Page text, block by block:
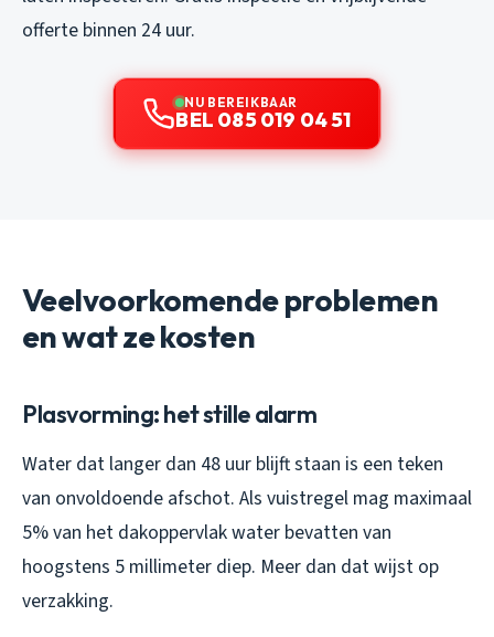
offerte binnen 24 uur.
NU BEREIKBAAR
BEL 085 019 04 51
Veelvoorkomende problemen
en wat ze kosten
Plasvorming: het stille alarm
Water dat langer dan 48 uur blijft staan is een teken
van onvoldoende afschot. Als vuistregel mag maximaal
5% van het dakoppervlak water bevatten van
hoogstens 5 millimeter diep. Meer dan dat wijst op
verzakking.